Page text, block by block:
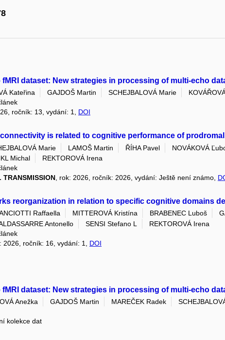
dataset: New strategies in processing of multi-echo
Kateřina GAJDOŠ Martin SCHEJBALOVÁ Marie
ročník: 13, vydání: 1, DOI
is related to cognitive performance of
Marie LAMOŠ Martin ŘÍHA Pavel NOVÁKOVÁ
Michal
REKTOROVÁ Irena
TRANSMISSION , rok: 2026, ročník: 2026, vydání: Ještě není známo,
reorganization in relation to specific cognitive domains
Raffaella MITTEROVÁ Kristína BRABENEC Luboš
Antonello SENSI Stefano L
REKTOROVÁ Irena
2026, ročník: 16, vydání: 1, DOI
dataset: New strategies in processing of multi-echo
Anežka GAJDOŠ Martin MAREČEK Radek
kolekce dat